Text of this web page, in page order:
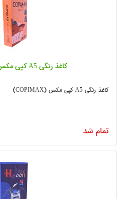
کاغذ رنگی A5 کپی مکس (COPIMAX)
کاغذ رنگی A5 کپی مکس (COPIMAX)
تمام شد